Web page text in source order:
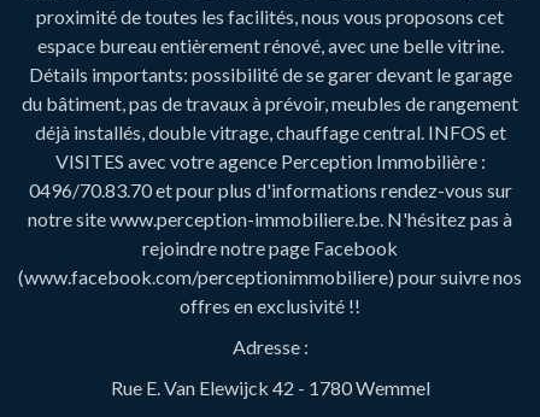
proximité de toutes les facilités, nous vous proposons cet
espace bureau entièrement rénové, avec une belle vitrine.
Détails importants: possibilité de se garer devant le garage
du bâtiment, pas de travaux à prévoir, meubles de rangement
déjà installés, double vitrage, chauffage central. INFOS et
VISITES avec votre agence Perception Immobilière :
0496/70.83.70 et pour plus d'informations rendez-vous sur
notre site www.perception-immobiliere.be. N'hésitez pas à
rejoindre notre page Facebook
(www.facebook.com/perceptionimmobiliere) pour suivre nos
offres en exclusivité !!
Adresse :
Rue E. Van Elewijck 42 - 1780 Wemmel